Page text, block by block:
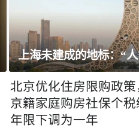
上海未建成的地标：“
北京优化住房限购政策
京籍家庭购房社保个税
年限下调为一年